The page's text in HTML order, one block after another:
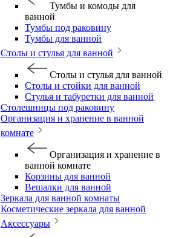
Тумбы и комоды для
ванной
Тумбы под раковину
Тумбы для ванной
Столы и стулья для ванной
Столы и стулья для ванной
Столы и стойки для ванной
Стулья и табуретки для ванной
Столешницы под раковину
Организация и хранение в ванной
комнате
Организация и хранение в
ванной комнате
Корзины для ванной
Вешалки для ванной
Зеркала для ванной комнаты
Косметические зеркала для ванной
Аксессуары